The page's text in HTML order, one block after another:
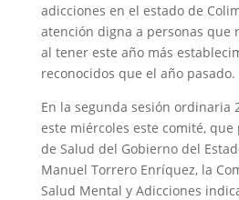
adicciones en el estado de
atención digna a personas que
al tener este año más
reconocidos que el año pasado.
En la segunda sesión ordinaria
este miércoles este comité,
de Salud del Gobierno del
Manuel Torrero Enríquez, la
Salud Mental y Adicciones